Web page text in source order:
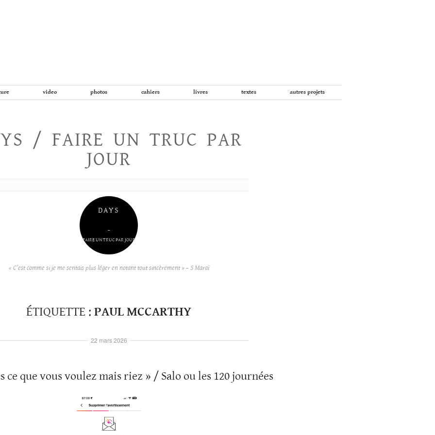
video photos cahiers livres textes autres projets
/ FAIRE UN TRUC PAR
JOUR
DAYS
–
FAIRE UN TRUC PAR JOUR
« C’est comme si je me sentais plus léger en notant tout sincèrement » – S Maraï
ÉTIQUETTE : PAUL MCCARTHY
ce que vous voulez mais riez » / Salo ou les 120 journées
22 mars 2026